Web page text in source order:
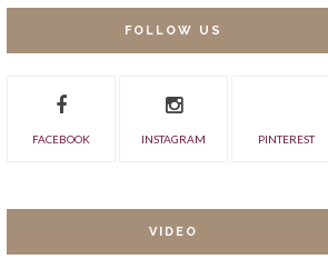
FOLLOW US
FACEBOOK INSTAGRAM PINTEREST
VIDEO